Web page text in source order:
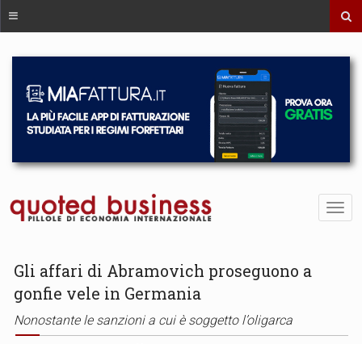
Gli affari di Abramovich proseguono a
gonfie vele in Germania
Nonostante le sanzioni a cui è soggetto l’oligarca